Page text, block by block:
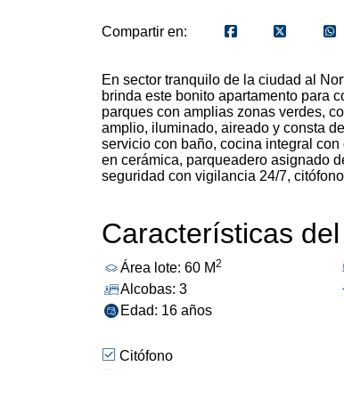
Compartir en:
En sector tranquilo de la ciudad al
brinda este bonito apartamento para
parques con amplias zonas verdes,
amplio, iluminado, aireado y consta
servicio con baño, cocina integral
en cerámica, parqueadero asignado
seguridad con vigilancia 24/7,
Características
Área lote: 60 M2
Alcobas: 3
Edad: 16 años
Citófono